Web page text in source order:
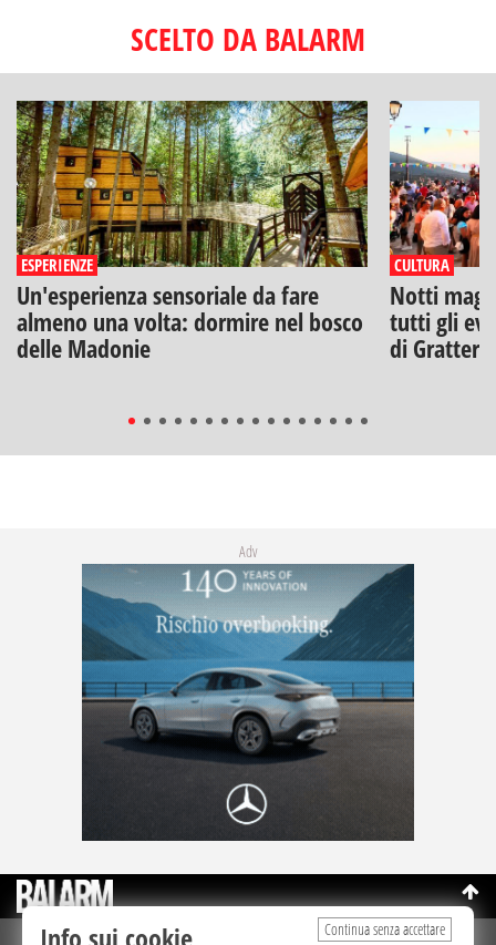
SCELTO DA BALARM
ESPERIENZE
Un'esperienza sensoriale da fare
almeno una volta: dormire nel bosco
delle Madonie
CULTURA
Notti
tutti gli
di Gratteri
Adv
Continua senza accettare